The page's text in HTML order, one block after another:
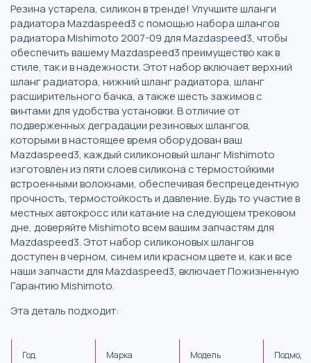
Резина устарела, силикон в тренде! Улучшите шланги
радиатора Mazdaspeed3 с помощью набора шлангов
радиатора Mishimoto 2007-09 для Mazdaspeed3, чтобы
обеспечить вашему Mazdaspeed3 преимущество как в
стиле, так и в надежности. Этот набор включает верхний
шланг радиатора, нижний шланг радиатора, шланг
расширительного бачка, а также шесть зажимов с
винтами для удобства установки. В отличие от
подверженных деградации резиновых шлангов,
которыми в настоящее время оборудован ваш
Mazdaspeed3, каждый силиконовый шланг Mishimoto
изготовлен из пяти слоев силикона с термостойкими
встроенными волокнами, обеспечивая беспрецедентную
прочность, термостойкость и давление. Будь то участие в
местных автокросс или катание на следующем трековом
дне, доверяйте Mishimoto всем вашим запчастям для
Mazdaspeed3. Этот набор силиконовых шлангов
доступен в черном, синем или красном цвете и, как и все
наши запчасти для Mazdaspeed3, включает Пожизненную
Гарантию Mishimoto.
Эта деталь подходит:
Год Марка Модель